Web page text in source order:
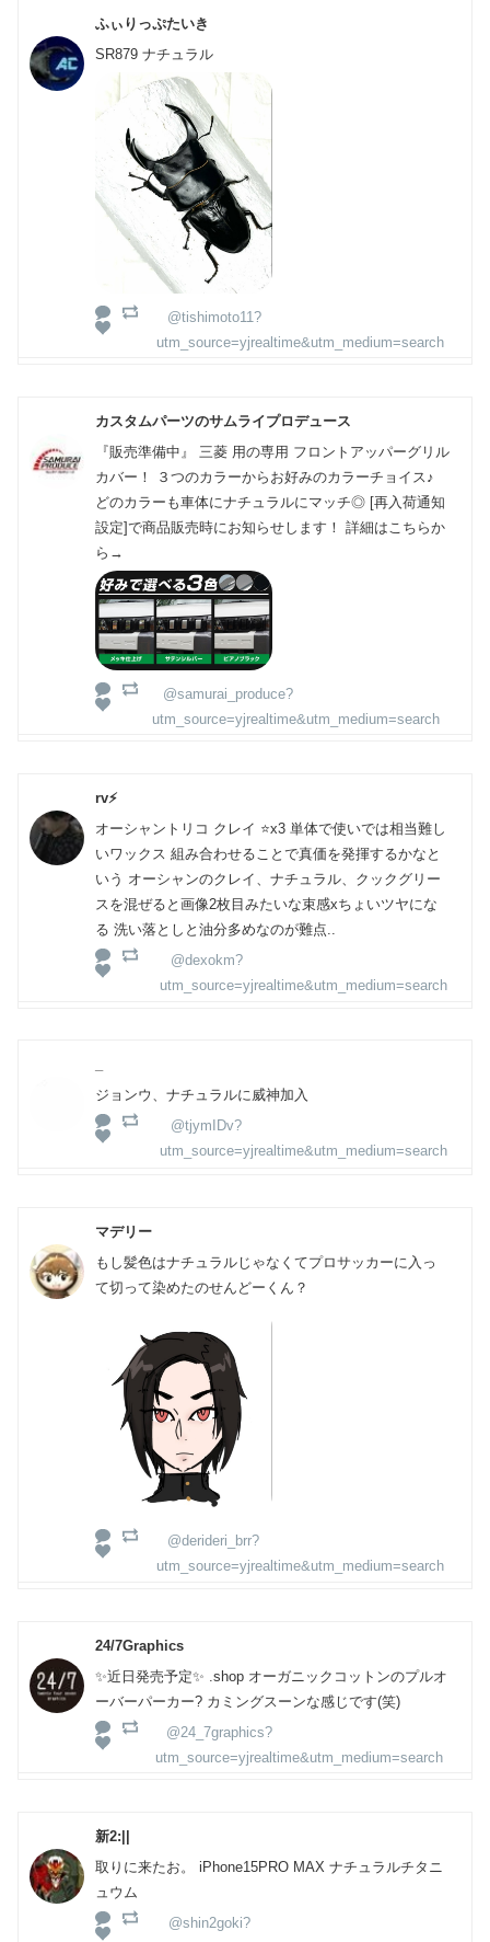
ふぃりっぷたいき
SR879 ナチュラル
@tishimoto11?
utm_source=yjrealtime&utm_medium=search
カスタムパーツのサムライプロデュース
『販売準備中』 三菱 用の専用 フロントアッパーグリル
カバー！ ３つのカラーからお好みのカラーチョイス♪
どのカラーも車体にナチュラルにマッチ◎ [再入荷通知
設定]で商品販売時にお知らせします！ 詳細はこちらか
ら→
@samurai_produce?
utm_source=yjrealtime&utm_medium=search
rv⚡️
オーシャントリコ クレイ ⭐️x3 単体で使いでは相当難し
いワックス 組み合わせることで真価を発揮するかなと
いう オーシャンのクレイ、ナチュラル、クックグリー
スを混ぜると画像2枚目みたいな束感xちょいツヤにな
る 洗い落としと油分多めなのが難点..
@dexokm?
utm_source=yjrealtime&utm_medium=search
ジョンウ、ナチュラルに威神加入
@tjymIDv?
utm_source=yjrealtime&utm_medium=search
マデリー
もし髪色はナチュラルじゃなくてプロサッカーに入っ
て切って染めたのせんどーくん？
@derideri_brr?
utm_source=yjrealtime&utm_medium=search
24/7Graphics
✨近日発売予定✨ .shop オーガニックコットンのプルオ
ーバーパーカー? カミングスーンな感じです(笑)
@24_7graphics?
utm_source=yjrealtime&utm_medium=search
新2:||
取りに来たお。 iPhone15PRO MAX ナチュラルチタニ
ュウム
@shin2goki?